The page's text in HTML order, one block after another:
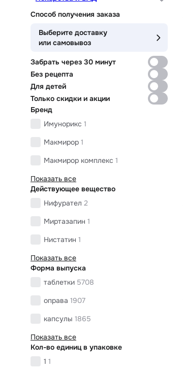
Способ получения заказа
Выберите доставку
или самовывоз
Забрать через 30 минут
Без рецепта
Для детей
Только скидки и акции
Бренд
Имунорикс 1
Макмирор 1
Макмирор комплекс 1
Показать все
Действующее вещество
Нифурател 2
Миртазапин 1
Нистатин 1
Показать все
Форма выпуска
таблетки 5708
оправа 1907
капсулы 1865
Показать все
Кол-во единиц в упаковке
1 1